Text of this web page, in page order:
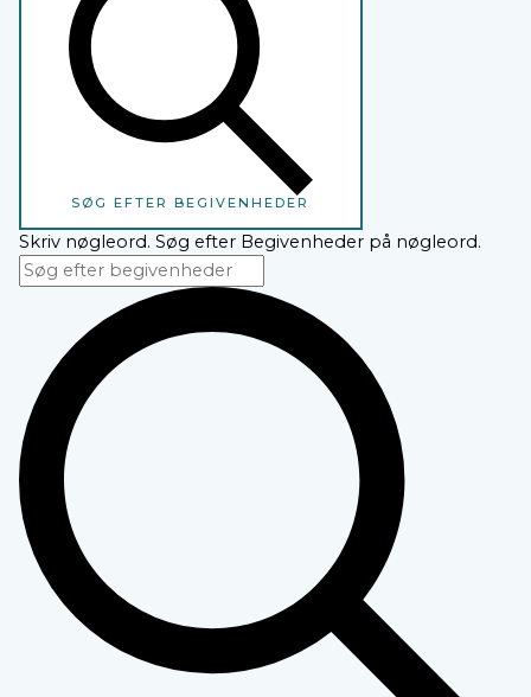
SØG EFTER BEGIVENHEDER
Skriv nøgleord. Søg efter Begivenheder på nøgleord.